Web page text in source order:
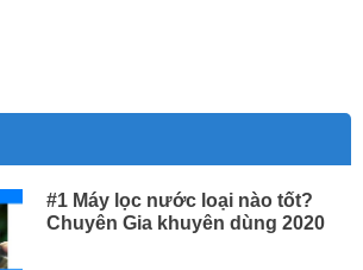
#1 Máy lọc nước loại nào tốt?
Chuyên Gia khuyên dùng 2020